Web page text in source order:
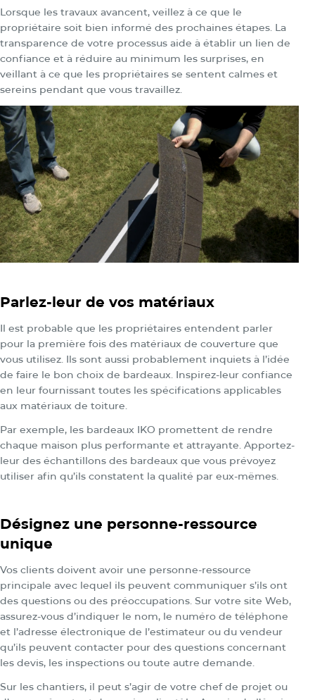
Lorsque les travaux avancent, veillez à ce que le
propriétaire soit bien informé des prochaines étapes. La
transparence de votre processus aide à établir un lien de
confiance et à réduire au minimum les surprises, en
veillant à ce que les propriétaires se sentent calmes et
sereins pendant que vous travaillez.
Parlez-leur de vos matériaux
Il est probable que les propriétaires entendent parler
pour la première fois des matériaux de couverture que
vous utilisez. Ils sont aussi probablement inquiets à l’idée
de faire le bon choix de bardeaux. Inspirez-leur confiance
en leur fournissant toutes les spécifications applicables
aux matériaux de toiture.
Par exemple, les bardeaux IKO promettent de rendre
chaque maison plus performante et attrayante. Apportez-
leur des échantillons des bardeaux que vous prévoyez
utiliser afin qu’ils constatent la qualité par eux-mêmes.
Désignez une personne-ressource
unique
Vos clients doivent avoir une personne-ressource
principale avec lequel ils peuvent communiquer s’ils ont
des questions ou des préoccupations. Sur votre site Web,
assurez-vous d’indiquer le nom, le numéro de téléphone
et l’adresse électronique de l’estimateur ou du vendeur
qu’ils peuvent contacter pour des questions concernant
les devis, les inspections ou toute autre demande.
Sur les chantiers, il peut s’agir de votre chef de projet ou